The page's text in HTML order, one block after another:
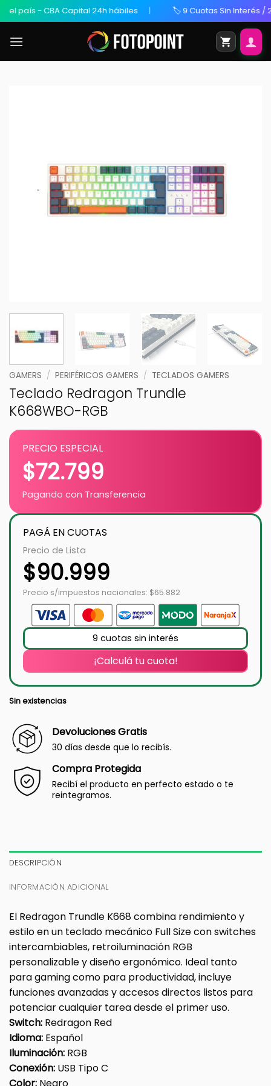
- CBA Capital 24h hábiles 🏷️ 9 Cuotas Sin Interés / 20%
GAMERS / PERIFÉRICOS GAMERS / TECLADOS GAMERS
Teclado Redragon Trundle
K668WBO-RGB
PRECIO ESPECIAL
$72.799
Pagando con Transferencia
PAGÁ EN CUOTAS
Precio de Lista
$90.999
Precio s/impuestos nacionales: $65.882
9 cuotas sin interés
¡Calculá tu cuota!
Sin existencias
Devoluciones Gratis
30 días desde que lo recibís.
Compra Protegida
Recibí el producto en perfecto estado o te
reintegramos.
DESCRIPCIÓN
INFORMACIÓN ADICIONAL
El Redragon Trundle K668 combina rendimiento y
estilo en un teclado mecánico Full Size con switches
intercambiables, retroiluminación RGB
personalizable y diseño ergonómico. Ideal tanto
para gaming como para productividad, incluye
funciones avanzadas y accesos directos listos para
potenciar cualquier tarea desde el primer uso.
Switch: Redragon Red
Idioma: Español
Iluminación: RGB
Conexión: USB Tipo C